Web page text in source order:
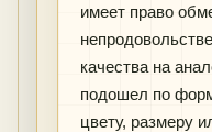
имеет право
качества на
подошел по
цвету, размеру